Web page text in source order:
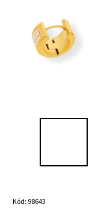
Kód: 98643